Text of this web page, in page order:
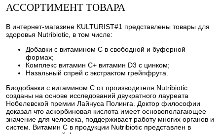
АССОРТИМЕНТ ТОВАРА
В интернет-магазине KULTURIST#1 представлены товары для
здоровья Nutribiotic, в том числе:
Добавки с витамином C в свободной и буферной
формах;
Комплекс витамин C+ витамин D3 с цинком;
Назальный спрей с экстрактом грейпфрута.
Биодобавки с витамином C от производителя Nutribiotic
созданы на основе исследований двукратного лауреата
Нобелевской премии Лайнуса Полинга. Доктор философии
доказал что аскорбиновая кислота имеет основополагающее
значение для человека, поддерживает работу многих органов и
систем. Витамин C в продукции Nutribiotic представлен в